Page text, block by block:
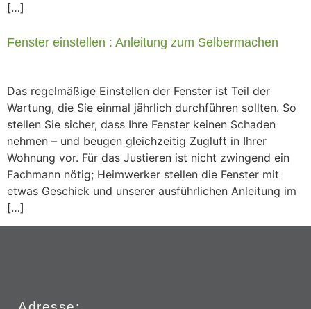
[…]
Fenster einstellen : Anleitung zum Selbermachen
Das regelmäßige Einstellen der Fenster ist Teil der
Wartung, die Sie einmal jährlich durchführen sollten. So
stellen Sie sicher, dass Ihre Fenster keinen Schaden
nehmen – und beugen gleichzeitig Zugluft in Ihrer
Wohnung vor. Für das Justieren ist nicht zwingend ein
Fachmann nötig; Heimwerker stellen die Fenster mit
etwas Geschick und unserer ausführlichen Anleitung im
[…]